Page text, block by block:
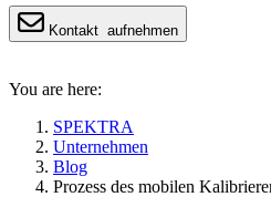
Kontakt aufnehmen
You are here:
SPEKTRA
Unternehmen
Blog
Prozess des mobilen